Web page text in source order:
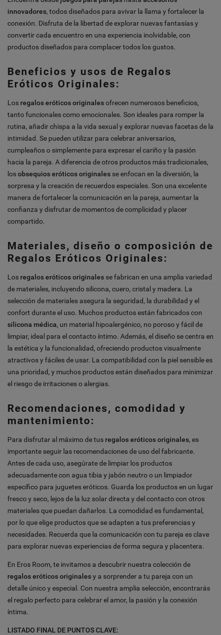
innovadores, todos diseñados para avivar la llama y fortalecer la
conexión. Disfruta de la libertad de explorar nuevas fantasías y
convertir cada encuentro en una experiencia inolvidable, con
productos diseñados para complacer todos los gustos.
Beneficios y usos de Regalos
Eróticos Originales:
Los regalos eróticos originalesofrecen numerosos beneficios,
tanto funcionales como emocionales. Son ideales para romper la
rutina, añadir chispa a la vida sexual y explorar nuevas facetas de la
intimidad. Se pueden utilizar para celebrar aniversarios,
cumpleaños o simplemente para expresar el cariño y la pasión
hacia la pareja. A diferencia de otros productos más tradicionales,
losobsequios eróticos originales se enfocan en la diversión, la
sorpresa y la creación de recuerdos especiales. Son una excelente
manera de fortalecer la comunicación en la pareja, aumentar la
confianza y disfrutar de momentos de complicidad y placer
compartido.
Materiales, diseño o composición de
Regalos Eróticos Originales:
Los regalos eróticos originales se fabrican en una amplia variedad
de materiales, incluyendo silicona, cuero, cristal y madera. La
selección de materiales asegura la seguridad, la durabilidad y el
confort durante el uso. Muchos productos están fabricados con
silicona médica, un material hipoalergénico, no poroso y fácil de
limpiar, ideal para el contacto íntimo. Además, el diseño se centra en
la estética y la funcionalidad, ofreciendo productos visualmente
atractivos y fáciles de usar. La compatibilidad con la piel sensible es
una prioridad, y muchos productos están diseñados para minimizar
el riesgo de irritaciones o alergias.
Recomendaciones, comodidad y
mantenimiento:
Para disfrutar al máximo de tus regalos eróticos originales, es
importante seguir las recomendaciones de uso del fabricante.
Antes de cada uso, asegúrate de limpiar los productos
adecuadamente con agua tibia y jabón neutro o un limpiador
específico para juguetes eróticos. Guarda los productos en un lugar
fresco y seco, lejos de la luz solar directa y del contacto con otros
materiales que puedan dañarlos. La comodidad es fundamental,
por lo que elige productos que se adapten a tus preferencias y
necesidades. Recuerda que la comunicación con tu pareja es clave
para explorar nuevas experiencias de forma segura y placentera.
En Eros Room, te invitamos a descubrir nuestra colección de
regalos eróticos originalesy a sorprender a tu pareja con un
detalle único y especial. Con nuestra amplia selección, encontrarás
el regalo perfecto para celebrar el amor, la pasión y la conexión
íntima.
LISTADO FINAL DE PUNTOS CLAVE: